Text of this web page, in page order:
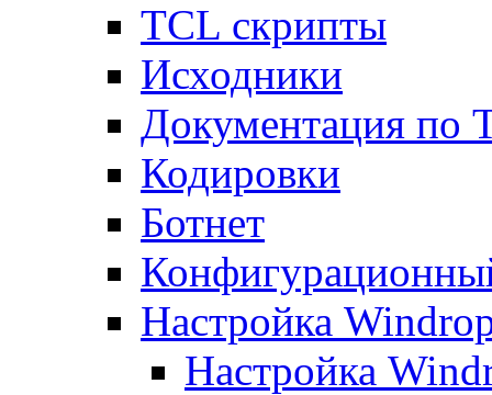
TCL скрипты
Исходники
Документация по
Кодировки
Ботнет
Настройка
Настройка